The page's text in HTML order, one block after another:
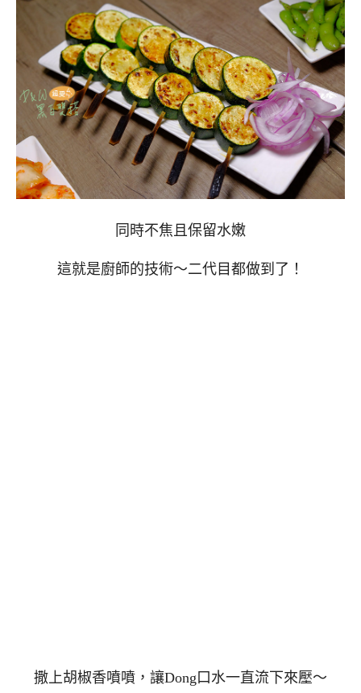
同時不焦且保留水嫩
這就是廚師的技術～二代目都做到了！
撒上胡椒香噴噴，讓Dong口水一直流下來壓～